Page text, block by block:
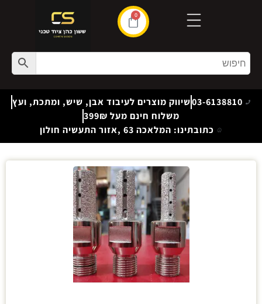
0
03-6138810שיווק מוצרים לעיבוד אבן, שיש, ומתכת, ועץ
משלוח חינם מעל 399₪
כתובתינו: המלאכה 63 ,אזור התעשיה חולון